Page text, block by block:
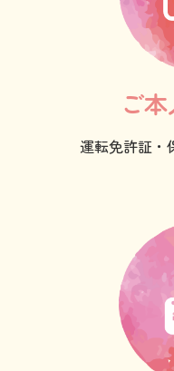
ご
運転免許証・